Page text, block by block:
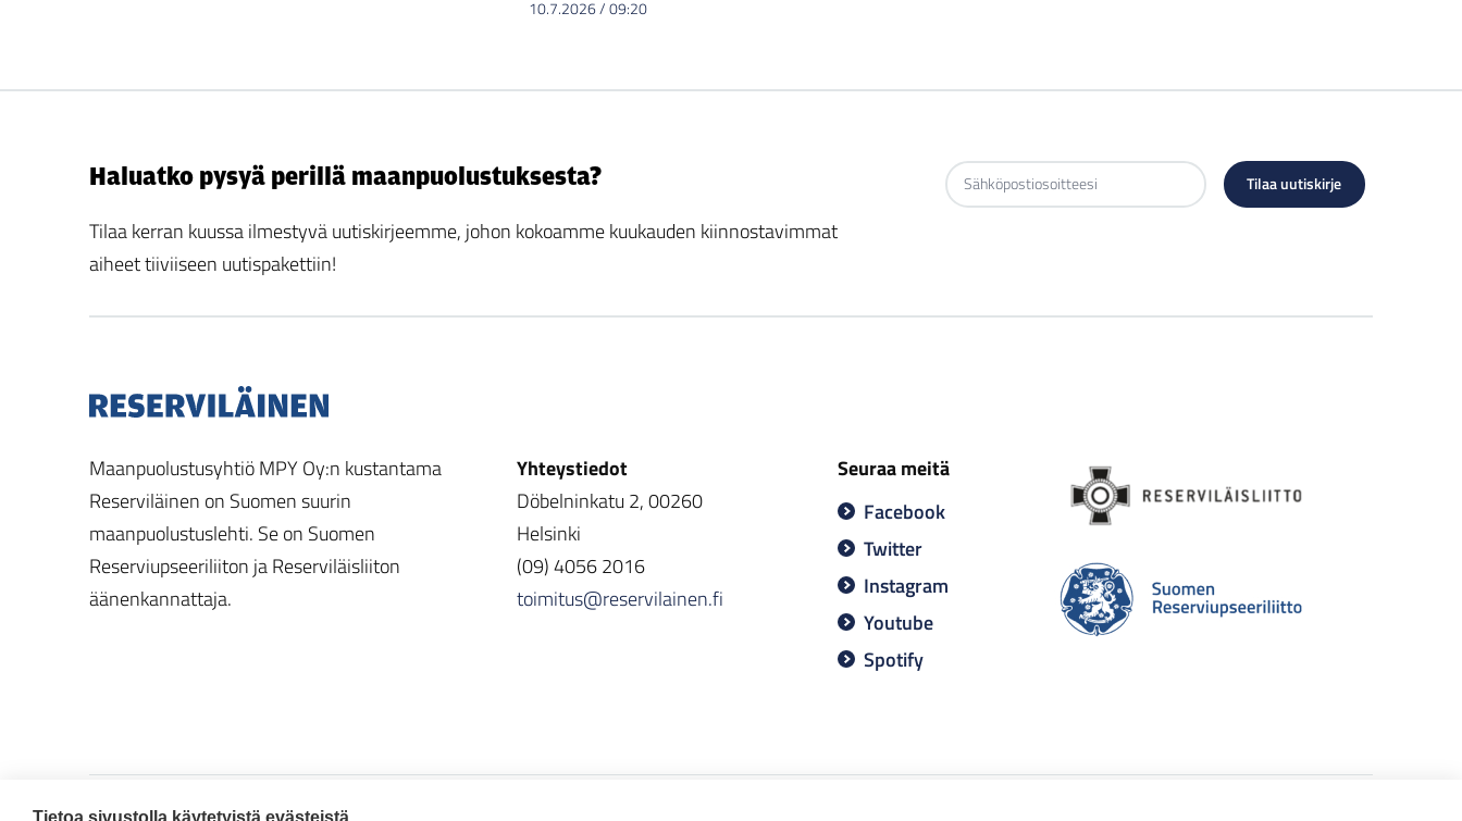
Tietoa sivustolla käytetyistä evästeistä
10.7.2026/09:20
Haluatko pysyä perillä maanpuolustuksesta?
Tilaa kerran kuussa ilmestyvä uutiskirjeemme, johon kokoamme kuukauden kiinnostavimmat
aiheet tiiviiseen uutispakettiin!
Maanpuolustusyhtiö MPY Oy:n kustantama
Reserviläinen on Suomen suurin
maanpuolustuslehti. Se on Suomen
Reserviupseeriliiton ja Reserviläisliiton
äänenkannattaja.
Yhteystiedot
Döbelninkatu 2, 00260
Helsinki
(09) 4056 2016
toimitus@reservilainen.fi
Seuraa meitä
Facebook
Twitter
Instagram
Youtube
Spotify